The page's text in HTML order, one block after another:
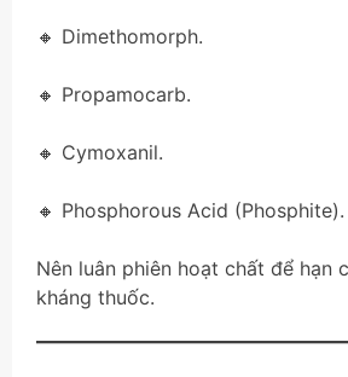
🔸 Dimethomorph.
🔸 Propamocarb.
🔸 Cymoxanil.
🔸 Phosphorous Acid (Phosphite).
Nên luân phiên hoạt chất để hạn
kháng thuốc.